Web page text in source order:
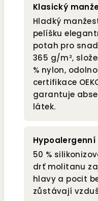
Klasický
Hladký
pelíšku
potah pro
365 g/m²,
% nylon,
certifikace
garantuje
látek.
50 %
drť molitanu
hlavy a pocit
zůstávají